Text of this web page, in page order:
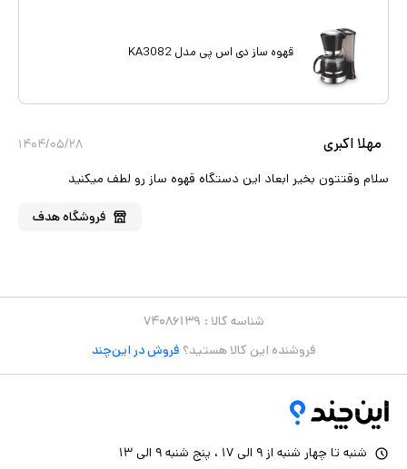
قهوه ساز دی اس پی مدل KA3082
مهلا اکبری
۱۴۰۴/۰۵/۲۸
سلام وقتتون بخیر ابعاد این دستگاه قهوه ساز رو لطف میکنید
فروشگاههدف
شناسه کالا : ۷۴۰۸۶۱۳۹
فروشنده این کالا هستید؟ فروش در این‌چند
شنبه تا چهار شنبه از ۹ الی ۱۷ ، پنج شنبه ۹ الی ۱۳